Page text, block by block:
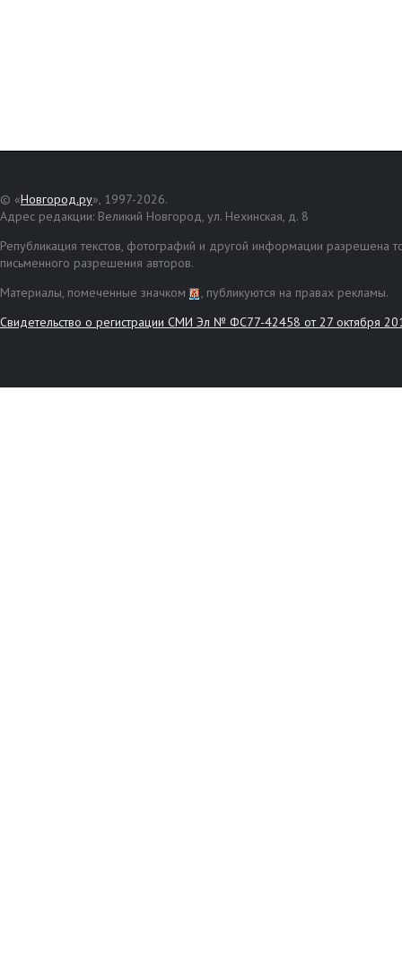
© «Новгород.ру», 1997-2026.
Адрес редакции: Великий Новгород, ул. Нехинская, д. 8
Републикация текстов, фотографий и другой информации разрешена
письменного разрешения авторов.
Материалы, помеченные значком
, публикуются на правах рекламы.
Свидетельство о регистрации СМИ Эл № ФС77-42458 от 27 октября